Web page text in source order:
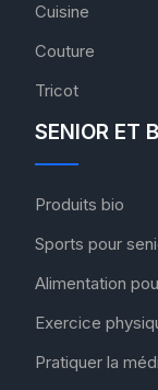
Cuisine
Couture
Tricot
SENIOR ET
Produits bio
Sports pour
Alimentation
Exercice
Pratiquer la